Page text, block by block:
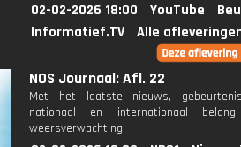
02-02-2026 18:00 YouTube
Informatief.TV
Alle
NOS Journaal: Afl. 22
Met het laatste nieuws,
nationaal en internationaal
weersverwachting.